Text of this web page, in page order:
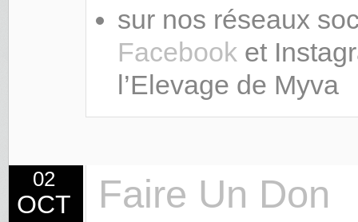
sur nos réseaux
Facebook et
l’Elevage de Myva
02
OCT Faire Un Don